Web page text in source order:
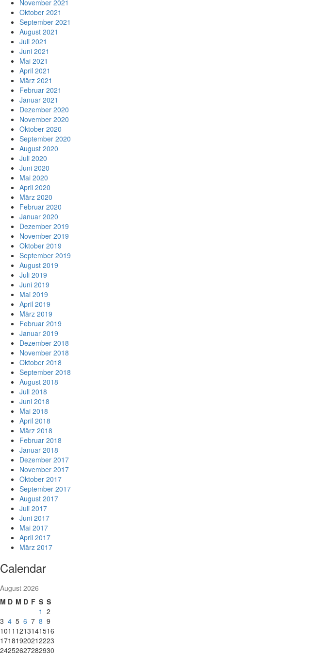
November 2021
Oktober 2021
September 2021
August 2021
Juli 2021
Juni 2021
Mai 2021
April 2021
März 2021
Februar 2021
Januar 2021
Dezember 2020
November 2020
Oktober 2020
September 2020
August 2020
Juli 2020
Juni 2020
Mai 2020
April 2020
März 2020
Februar 2020
Januar 2020
Dezember 2019
November 2019
Oktober 2019
September 2019
August 2019
Juli 2019
Juni 2019
Mai 2019
April 2019
März 2019
Februar 2019
Januar 2019
Dezember 2018
November 2018
Oktober 2018
September 2018
August 2018
Juli 2018
Juni 2018
Mai 2018
April 2018
März 2018
Februar 2018
Januar 2018
Dezember 2017
November 2017
Oktober 2017
September 2017
August 2017
Juli 2017
Juni 2017
Mai 2017
April 2017
März 2017
Calendar
August 2026
M D M D F S S
1 2
3 4 5 6 7 8 9
1011 1213141516
17181920212223
24252627282930